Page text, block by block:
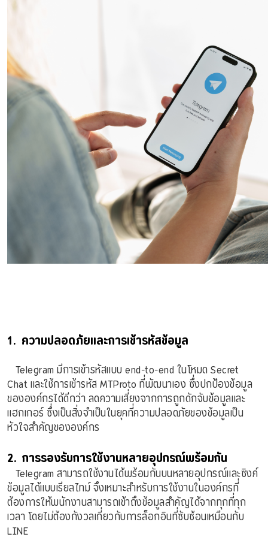
1. ความปลอดภัยและการเข้ารหัสข้อมูล
Telegram มีการเข้ารหัสแบบ end-to-end ในโหมด Secret
Chat และใช้การเข้ารหัส MTProto ที่พัฒนาเอง ซึ่งปกป้องข้อมูล
ขององค์กรได้ดีกว่า ลดความเสี่ยงจากการถูกดักจับข้อมูลและ
แฮกเกอร์ ซึ่งเป็นสิ่งจำเป็นในยุคที่ความปลอดภัยของข้อมูลเป็น
หัวใจสำคัญขององค์กร
2. การรองรับการใช้งานหลายอุปกรณ์พร้อมกัน
Telegram สามารถใช้งานได้พร้อมกันบนหลายอุปกรณ์และซิงค์
ข้อมูลได้แบบเรียลไทม์ จึงเหมาะสำหรับการใช้งานในองค์กรที่
ต้องการให้พนักงานสามารถเข้าถึงข้อมูลสำคัญได้จากทุกที่ทุก
เวลา โดยไม่ต้องกังวลเกี่ยวกับการล็อกอินที่ซับซ้อนเหมือนกับ
LINE